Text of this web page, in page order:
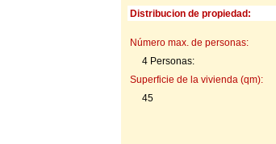
Distribucion de propiedad:
Número max. de personas:
4 Personas:
Superficie de la vivienda (qm):
45